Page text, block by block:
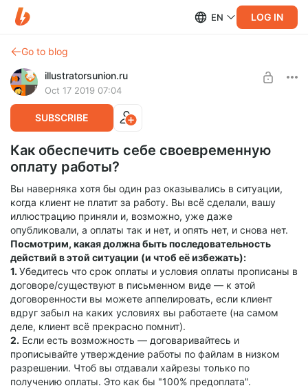
EN LOG IN
Go to blog
illustratorsunion.ru
Oct 17 2019 07:04
SUBSCRIBE
Как обеспечить себе своевременную
оплату работы?
Вы наверняка хотя бы один раз оказывались в ситуации,
когда клиент не платит за работу. Вы всё сделали, вашу
иллюстрацию приняли и, возможно, уже даже
опубликовали, а оплаты так и нет, и опять нет, и снова нет.
Посмотрим, какая должна быть последовательность
действий в этой ситуации (и чтоб её избежать):
1. Убедитесь что срок оплаты и условия оплаты прописаны в
договоре/существуют в письменном виде — к этой
договоренности вы можете аппелировать, если клиент
вдруг забыл на каких условиях вы работаете (на самом
деле, клиент всё прекрасно помнит).
2. Если есть возможность — договаривайтесь и
прописывайте утверждение работы по файлам в низком
разрешении. Чтоб вы отдавали хайрезы только по
получению оплаты. Это как бы "100% предоплата".